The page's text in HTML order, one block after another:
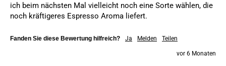
ich beim nächsten Mal vielleicht noch eine Sorte wählen, die
noch kräftigeres Espresso Aroma liefert.
Fanden Sie diese Bewertung hilfreich? Ja Melden Teilen
vor 6 Monaten